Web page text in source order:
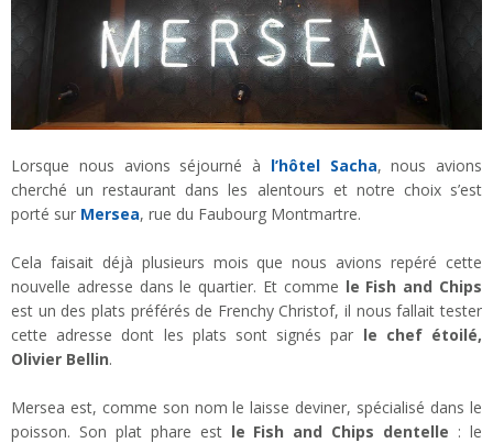
Lorsque nous avions séjourné à l’hôtel Sacha, nous avions
cherché un restaurant dans les alentours et notre choix s’est
porté sur Mersea, rue du Faubourg Montmartre.
Cela faisait déjà plusieurs mois que nous avions repéré cette
nouvelle adresse dans le quartier. Et comme le Fish and Chips
est un des plats préférés de Frenchy Christof, il nous fallait tester
cette adresse dont les plats sont signés par le chef étoilé,
Olivier Bellin.
Mersea est, comme son nom le laisse deviner, spécialisé dans le
poisson. Son plat phare est le Fish and Chips dentelle : le